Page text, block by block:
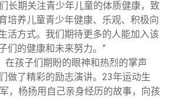
长期关注青少年儿童的体质健康，致
培养儿童青少年健康、乐观、积极向
活方式。我们期待更多的人能加入该
们的健康和未来努力。”
在孩子们期盼的眼神和热烈的掌声
做了精彩的励志演讲。23年运动生
，杨扬用自己亲身经历的故事，向孩